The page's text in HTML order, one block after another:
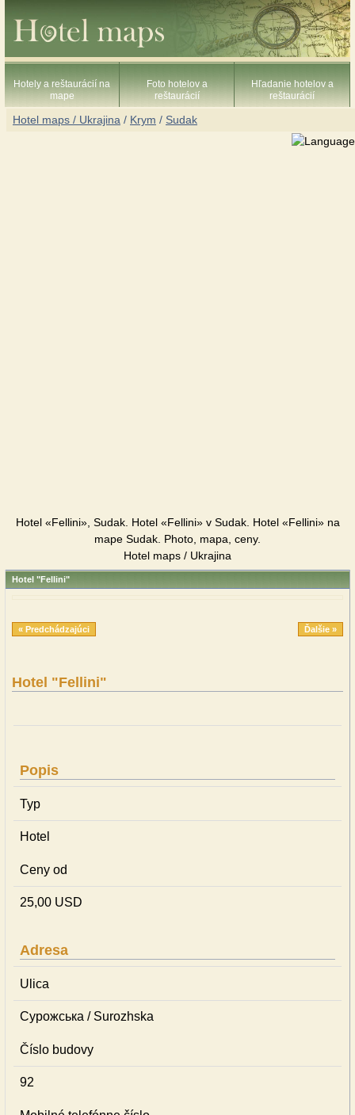
Hotely a reštaurácií na
mape
Foto hotelov a
reštaurácií
Hľadanie hotelov a
reštaurácií
Hotel maps / Ukrajina / Krym / Sudak
Hotel «Fellini», Sudak. Hotel «Fellini» v Sudak. Hotel «Fellini» na
mape Sudak. Photo, mapa, ceny.
Hotel maps / Ukrajina
Hotel "Fellini"
« Predchádzajúci Ďalšie »
Hotel "Fellini"
Popis
Typ
Hotel
Ceny od
25,00 USD
Adresa
Ulica
Сурожська / Surozhska
Číslo budovy
92